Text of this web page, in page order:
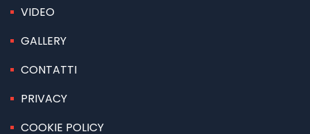
VIDEO
GALLERY
CONTATTI
PRIVACY
COOKIE POLICY